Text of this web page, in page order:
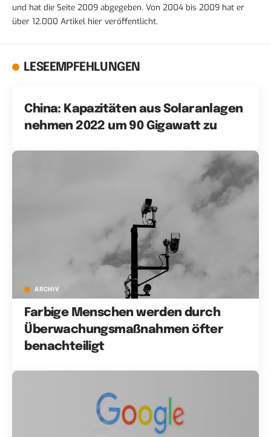
und hat die Seite 2009 abgegeben. Von 2004 bis 2009 hat er
über 12.000 Artikel hier veröffentlicht.
LESEEMPFEHLUNGEN
China: Kapazitäten aus Solaranlagen
nehmen 2022 um 90 Gigawatt zu
ARCHIV
Farbige Menschen werden durch
Überwachungsmaßnahmen öfter
benachteiligt